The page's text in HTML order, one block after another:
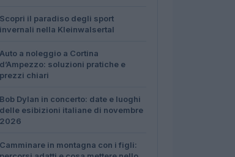
Scopri il paradiso degli sport
invernali nella Kleinwalsertal
Auto a noleggio a Cortina
d’Ampezzo: soluzioni pratiche e
prezzi chiari
Bob Dylan in concerto: date e luoghi
delle esibizioni italiane di novembre
2026
Camminare in montagna con i figli: